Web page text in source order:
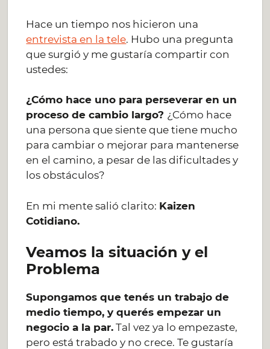
Hace un tiempo nos hicieron una
entrevista en la tele. Hubo una pregunta
que surgió y me gustaría compartir con
ustedes:
¿Cómo hace uno para perseverar en un
proceso de cambio largo? ¿Cómo hace
una persona que siente que tiene mucho
para cambiar o mejorar para mantenerse
en el camino, a pesar de las dificultades y
los obstáculos?
En mi mente salió clarito: Kaizen
Cotidiano.
Veamos la situación y el
Problema
Supongamos que tenés un trabajo de
medio tiempo, y querés empezar un
negocio a la par. Tal vez ya lo empezaste,
pero está trabado y no crece. Te gustaría